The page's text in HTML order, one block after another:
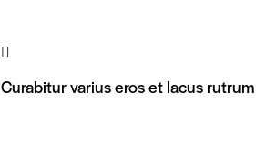
Curabitur varius eros et lacus